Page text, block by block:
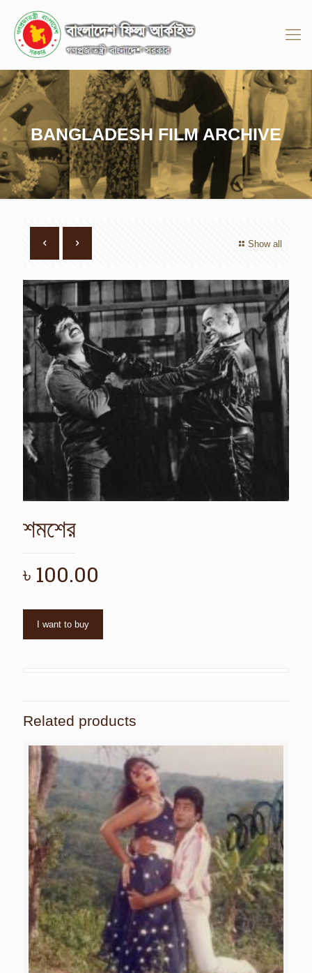
BANGLADESH FILM ARCHIVE
Show all
শমশের
৳ 100.00
I want to buy
Related products